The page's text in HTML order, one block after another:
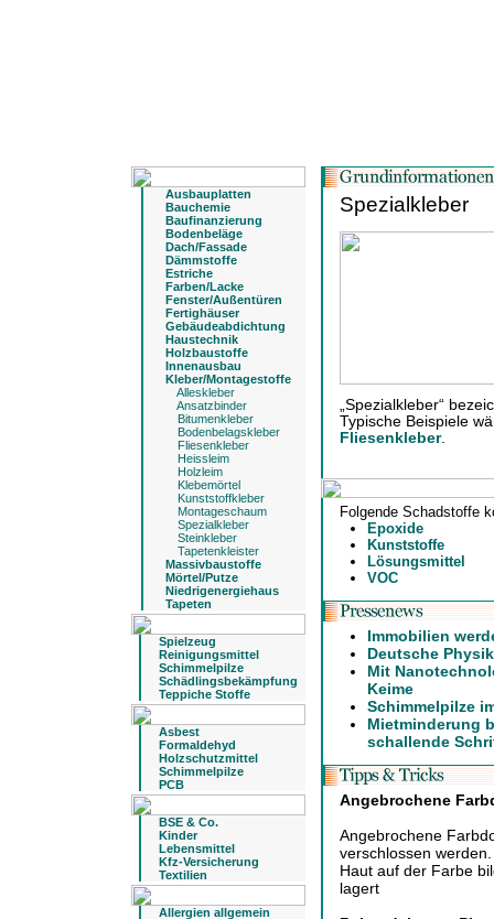
Ausbauplatten
Bauchemie
Baufinanzierung
Bodenbeläge
Dach/Fassade
Dämmstoffe
Estriche
Farben/Lacke
Fenster/Außentüren
Fertighäuser
Gebäudeabdichtung
Haustechnik
Holzbaustoffe
Innenausbau
Kleber/Montagestoffe
Alleskleber
Ansatzbinder
Bitumenkleber
Bodenbelagskleber
Fliesenkleber
Heissleim
Holzleim
Klebemörtel
Kunststoffkleber
Montageschaum
Spezialkleber
Steinkleber
Tapetenkleister
Massivbaustoffe
Mörtel/Putze
Niedrigenergiehaus
Tapeten
Spielzeug
Reinigungsmittel
Schimmelpilze
Schädlingsbekämpfung
Teppiche Stoffe
Asbest
Formaldehyd
Holzschutzmittel
Schimmelpilze
PCB
BSE & Co.
Kinder
Lebensmittel
Kfz-Versicherung
Textilien
Allergien allgemein
Spezialkleber
„Spezialkleber“
Typische Beispiele
Fliesenkleber.
Folgende Schadstoffe
Epoxide
Kunststoffe
Lösungsmittel
VOC
Immobilien
Deutsche
Mit
Keime
Schimmelpilze
Mietminderung
schallende
Angebrochene
Angebrochene
verschlossen
Haut auf der Farbe
lagert